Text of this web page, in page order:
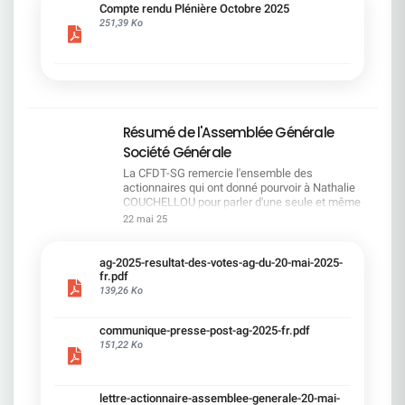
cadre du dialogue social.Bonne lecture !
Compte rendu Plénière Octobre 2025
251,39 Ko
Résumé de l'Assemblée Générale
Société Générale
La CFDT-SG remercie l'ensemble des
actionnaires qui ont donné pourvoir à Nathalie
COUCHELLOU pour parler d'une seule et même
voix.L'assemblée Générale s'est ouverte avec 4
souligné la forte amélioration en 2024 de tous les
facteurs financiers et le premier trimestre 2025
encourageant.Le Directeur Général, Slawomir
solide. Etre une banque simple et intégrée. Etre
une banque efficace. Etre une banque rentable. Le
22 mai 25
ag-2025-resultat-des-votes-ag-du-20-mai-2025-
fr.pdf
139,26 Ko
communique-presse-post-ag-2025-fr.pdf
151,22 Ko
lettre-actionnaire-assemblee-generale-20-mai-